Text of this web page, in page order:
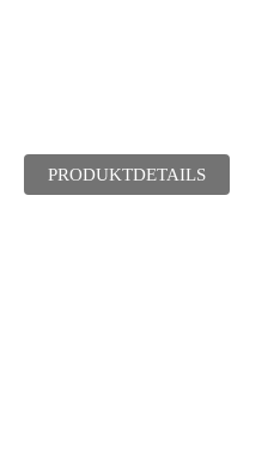
PRODUKTDETAILS